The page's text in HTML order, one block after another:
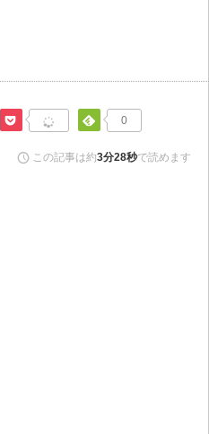
Pocket 0
Feedly
この記事は約3分28秒で読めます